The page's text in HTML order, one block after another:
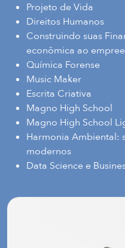
Projeto de Vida
Direitos Humanos
Construindo suas
econômica ao
Química Forense
Music Maker
Escrita Criativa
Magno High School
Magno High School
Harmonia Ambiental:
modernos
Data Science e